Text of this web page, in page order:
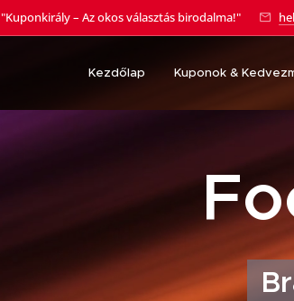
"Kuponkirály – Az okos választás birodalma!"
Kezdőlap Kuponok &
🏆